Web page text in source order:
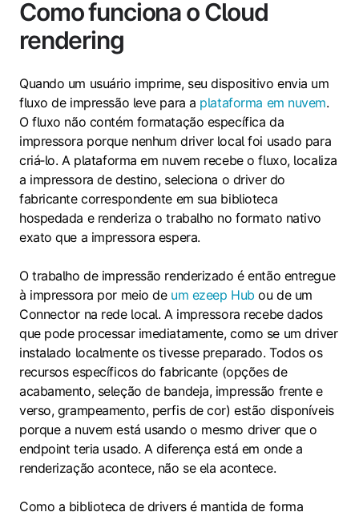
Como funciona o Cloud
rendering
Quando um usuário imprime, seu dispositivo envia um
fluxo de impressão leve para a plataforma em nuvem.
O fluxo não contém formatação específica da
impressora porque nenhum driver local foi usado para
criá‑lo. A plataforma em nuvem recebe o fluxo, localiza
a impressora de destino, seleciona o driver do
fabricante correspondente em sua biblioteca
hospedada e renderiza o trabalho no formato nativo
exato que a impressora espera.
O trabalho de impressão renderizado é então entregue
à impressora por meio de um ezeep Hub ou de um
Connector na rede local. A impressora recebe dados
que pode processar imediatamente, como se um driver
instalado localmente os tivesse preparado. Todos os
recursos específicos do fabricante (opções de
acabamento, seleção de bandeja, impressão frente e
verso, grampeamento, perfis de cor) estão disponíveis
porque a nuvem está usando o mesmo driver que o
endpoint teria usado. A diferença está em onde a
renderização acontece, não se ela acontece.
Como a biblioteca de drivers é mantida de forma